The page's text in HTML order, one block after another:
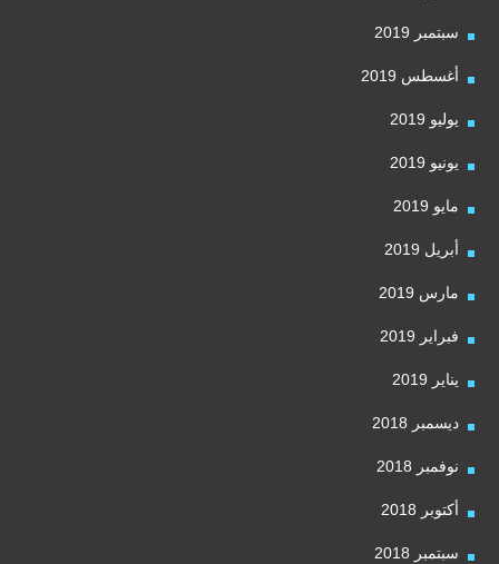
سبتمبر 2019
أغسطس 2019
يوليو 2019
يونيو 2019
مايو 2019
أبريل 2019
مارس 2019
فبراير 2019
يناير 2019
ديسمبر 2018
نوفمبر 2018
أكتوبر 2018
سبتمبر 2018